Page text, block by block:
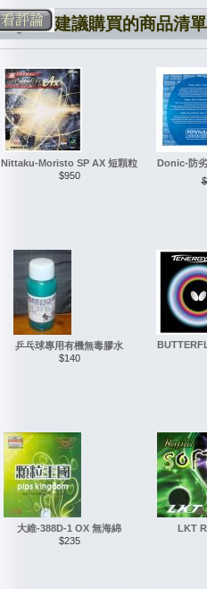
建議購買的商品清
Nittaku-Moristo SP AX 短顆粒
$950
Donic-防
乒乓球專用有機無毒膠水
$140
大維-388D-1 OX 無海綿
$235
LKT